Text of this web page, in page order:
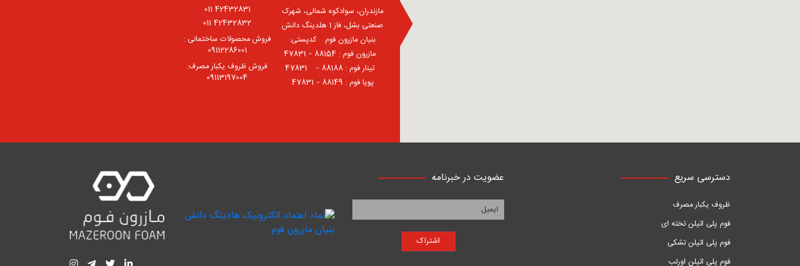
مازندران، سوادکوه شمالی، شهرک
صنعتی بشل، فاز 1 هلدینگ دانش
بنیان مازرون فوم ⠀کدپستی:
⠀مازرون فوم : 88154 – 47831
⠀تینار فوم : 88188 – 47831⠀
پویا فوم : 88149 – 47831
42432831 011
42432832 011
فروش محصولات ساختمانی :
09112286001
فروش ظروف یکبار مصرف:
09113197004
دسترسی سریع
ظروف یکبار مصرف
فوم پلی اتیلن تخته ای
فوم پلی اتیلن تشکی
فوم پلی اتیلن اورلب
عضویت در خبرنامه
اشتراک